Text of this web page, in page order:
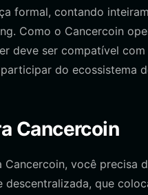
formal, contando
Como o Cancercoin
deve ser compatível
do ecossistema
Cancercoin
você precisa
que